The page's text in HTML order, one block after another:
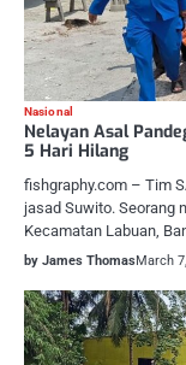
Nasional
Nelayan Asal
5 Hari Hilang
fishgraphy.com – Tim
jasad Suwito. Seorang
Kecamatan Labuan,
by James ThomasMarch